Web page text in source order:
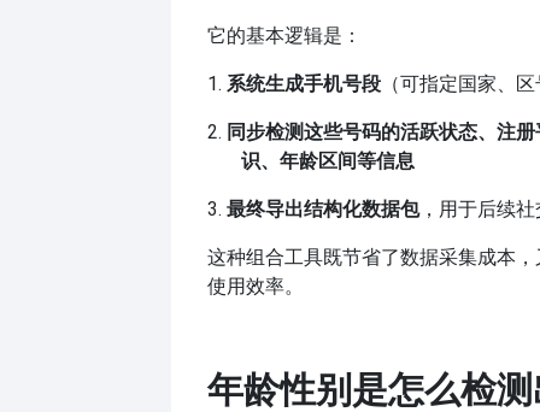
它的基本逻辑是：
1. 系统生成手机号段 （可指定国家、
2. 同步检测这些号码的活跃状态、注
识、年龄区间等信息
3. 最终导出结构化数据包，用于后续
这种组合工具既节省了数据采集成本
使用效率。
年龄性别是怎么检